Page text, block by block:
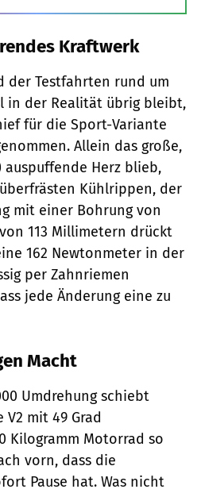
Kraftwerk
der Testfahrten rund um
in der Realität übrig bleibt,
für die Sport-Variante
Allein das große,
auspuffende Herz blieb,
Kühlrippen, der
mit einer Bohrung von
113 Millimetern drückt
162 Newtonmeter in der
per Zahnriemen
jede Änderung eine zu
Macht
Umdrehung schiebt
mit 49 Grad
Kilogramm Motorrad so
vorn, dass die
Pause hat. Was nicht